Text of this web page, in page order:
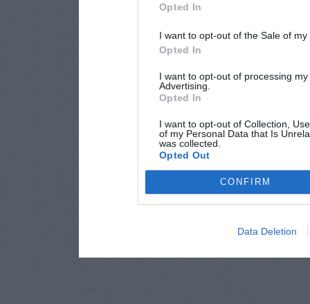
Opted In
I want to opt-out of the Sale of
Opted In
I want to opt-out of processing
Advertising.
Opted In
I want to opt-out of Collection,
of my Personal Data that Is
was collected.
Opted Out
CONFIRM
Data Deletion